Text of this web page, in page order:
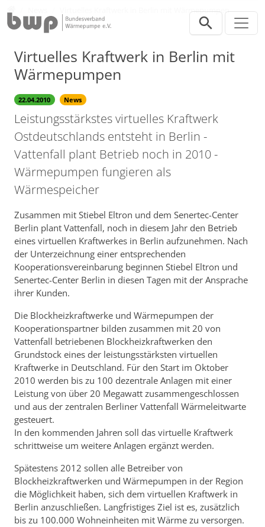
Virtuelles Kraftwerk in Berlin mit Wärmepumpen
Virtuelles Kraftwerk in Berlin mit
Wärmepumpen
22.04.2010 News
Leistungsstärkstes virtuelles Kraftwerk
Ostdeutschlands entsteht in Berlin -
Vattenfall plant Betrieb noch in 2010 -
Wärmepumpen fungieren als
Wärmespeicher
Zusammen mit Stiebel Eltron und dem Senertec-Center
Berlin plant Vattenfall, noch in diesem Jahr den Betrieb
eines virtuellen Kraftwerkes in Berlin aufzunehmen. Nach
der Unterzeichnung einer entsprechenden
Kooperationsvereinbarung beginnen Stiebel Eltron und
Senertec-Center Berlin in diesen Tagen mit der Ansprache
ihrer Kunden.
Die Blockheizkraftwerke und Wärmepumpen der
Kooperationspartner bilden zusammen mit 20 von
Vattenfall betriebenen Blockheizkraftwerken den
Grundstock eines der leistungsstärksten virtuellen
Kraftwerke in Deutschland. Für den Start im Oktober
2010 werden bis zu 100 dezentrale Anlagen mit einer
Leistung von über 20 Megawatt zusammengeschlossen
und aus der zentralen Berliner Vattenfall Wärmeleitwarte
gesteuert.
In den kommenden Jahren soll das virtuelle Kraftwerk
schrittweise um weitere Anlagen ergänzt werden.
Spätestens 2012 sollen alle Betreiber von
Blockheizkraftwerken und Wärmepumpen in der Region
die Möglichkeit haben, sich dem virtuellen Kraftwerk in
Berlin anzuschließen. Langfristiges Ziel ist es, zusätzlich
bis zu 100.000 Wohneinheiten mit Wärme zu versorgen.